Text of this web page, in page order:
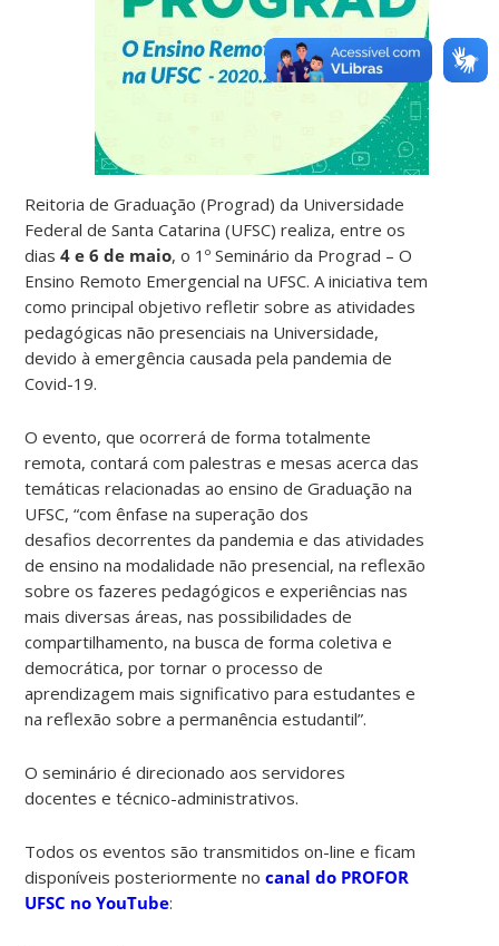
Reitoria de Graduação (Prograd) da Universidade
Federal de Santa Catarina (UFSC) realiza, entre os
dias4 e 6 de maio, o 1º Seminário da Prograd – O
Ensino Remoto Emergencial na UFSC. A iniciativa tem
como principal objetivo refletir sobre as atividades
pedagógicas não presenciais na Universidade,
devido à emergência causada pela pandemia de
Covid-19.
O evento, que ocorrerá de forma totalmente
remota, contará com palestras e mesas acerca das
temáticas relacionadas ao ensino de Graduação na
UFSC, “com ênfase na superação dos
desafios decorrentes da pandemia e das atividades
de ensino na modalidade não presencial, na reflexão
sobre os fazeres pedagógicos e experiências nas
mais diversas áreas, nas possibilidades de
compartilhamento, na busca de forma coletiva e
democrática, por tornar o processo de
aprendizagem mais significativo para estudantes e
na reflexão sobre a permanência estudantil”.
O seminário é direcionado aos servidores
docentes e técnico-administrativos.
Todos os eventos são transmitidos on-line e ficam
disponíveis posteriormente nocanal do PROFOR
UFSC no YouTube: